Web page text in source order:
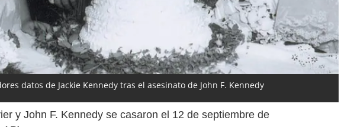
datos de Jackie Kennedy tras el asesinato de John F. Kennedy
y John F. Kennedy se casaron el 12 de septiembre de